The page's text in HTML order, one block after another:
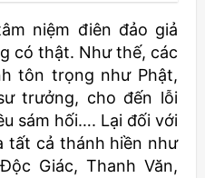
niệm điên đảo giả
có thật. Như thế, các
tôn trọng như Phật,
trưởng, cho đến lỗi
sám hối…. Lại đối với
tất cả thánh hiền như
Giác, Thanh Văn,